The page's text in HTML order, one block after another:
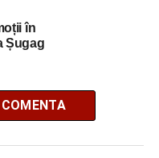
în
Șugag